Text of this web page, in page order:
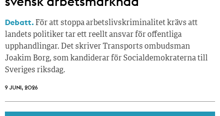
Debatt. För att stoppa arbetslivskriminalitet krävs att
landets politiker tar ett reellt ansvar för offentliga
upphandlingar. Det skriver Transports ombudsman
Joakim Borg, som kandiderar för Socialdemokraterna till
Sveriges riksdag.
9 JUNI, 2026